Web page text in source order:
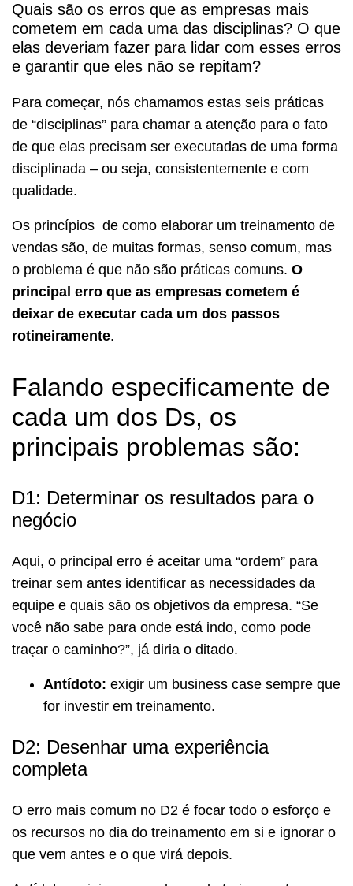
Quais são os erros que as empresas mais
cometem em cada uma das disciplinas? O que
elas deveriam fazer para lidar com esses erros
e garantir que eles não se repitam?
Para começar, nós chamamos estas seis práticas
de “disciplinas” para chamar a atenção para o fato
de que elas precisam ser executadas de uma forma
disciplinada – ou seja, consistentemente e com
qualidade.
Os princípios de como elaborar um treinamento de
vendas são, de muitas formas, senso comum, mas
o problema é que não são práticas comuns. O
principal erro que as empresas cometem é
deixar de executar cada um dos passos
rotineiramente.
Falando especificamente de
cada um dos Ds, os
principais problemas são:
D1: Determinar os resultados para o
negócio
Aqui, o principal erro é aceitar uma “ordem” para
treinar sem antes identificar as necessidades da
equipe e quais são os objetivos da empresa. “Se
você não sabe para onde está indo, como pode
traçar o caminho?”, já diria o ditado.
Antídoto: exigir um business case sempre que
for investir em treinamento.
D2: Desenhar uma experiência
completa
O erro mais comum no D2 é focar todo o esforço e
os recursos no dia do treinamento em si e ignorar o
que vem antes e o que virá depois.